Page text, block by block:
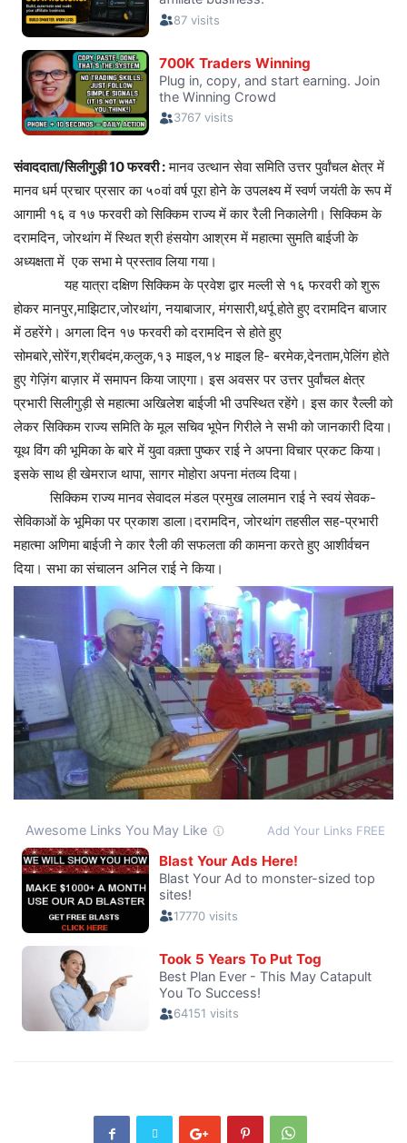
संवाददाता/सिलीगुड़ी 10 फरवरी :मानव उत्थान सेवा समिति उत्तर पुर्वांचल क्षेत्र में
मानव धर्म प्रचार प्रसार का ५०वां वर्ष पूरा होने के उपलक्ष्य में स्वर्ण जयंती के रूप में
आगामी १६ व १७ फरवरी को सिक्किम राज्य में कार रैली निकालेगी। सिक्किम के
दरामदिन, जोरथांग में स्थित श्री हंसयोग आश्रम में महात्मा सुमति बाईजी के
अध्यक्षता में एक सभा मे प्रस्ताव लिया गया।
यह यात्रा दक्षिण सिक्किम के प्रवेश द्वार मल्ली से १६ फरवरी को शुरू
होकर मानपुर,माझिटार,जोरथांग, नयाबाजार, मंगसारी,थर्पू होते हुए दरामदिन बाजार
में ठहरेंगे। अगला दिन १७ फरवरी को दरामदिन से होते हुए
सोमबारे,सोरेंग,श्रीबदंम,कलुक,१३ माइल,१४ माइल हि- बरमेक,देनताम,पेलिंग होते
हुए गेज़िंग बाज़ार में समापन किया जाएगा। इस अवसर पर उत्तर पुर्वांचल क्षेत्र
प्रभारी सिलीगुड़ी से महात्मा अखिलेश बाईजी भी उपस्थित रहेंगे। इस कार रैल्ली को
लेकर सिक्किम राज्य समिति के मूल सचिव भूपेन गिरीले ने सभी को जानकारी दिया।
यूथ विंग की भूमिका के बारे में युवा वक़्ता पुष्कर राई ने अपना विचार प्रकट किया।
इसके साथ ही खेमराज थापा, सागर मोहोरा अपना मंतव्य दिया।
सिक्किम राज्य मानव सेवादल मंडल प्रमुख लालमान राई ने स्वयं सेवक-
सेविकाओं के भूमिका पर प्रकाश डाला।दरामदिन, जोरथांग तहसील सह-प्रभारी
महात्मा अणिमा बाईजी ने कार रैली की सफलता की कामना करते हुए आशीर्वचन
दिया। सभा का संचालन अनिल राई ने किया।